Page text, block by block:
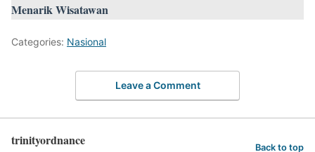
Menarik Wisatawan
Categories: Nasional
Leave a Comment
trinityordnance Back to top